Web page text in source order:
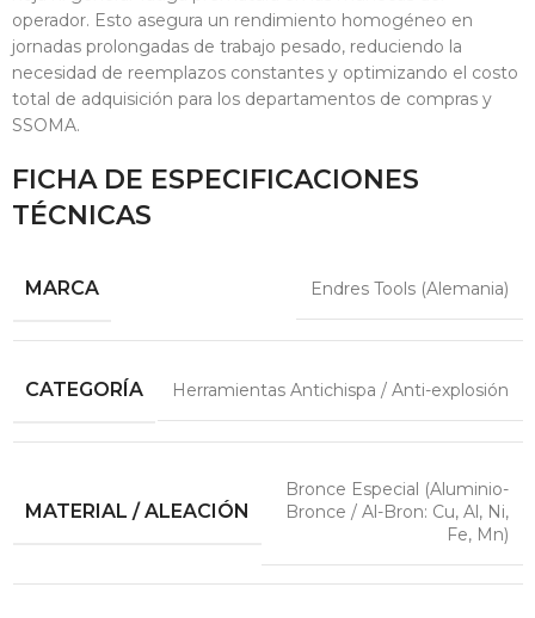
operador. Esto asegura un rendimiento homogéneo en
jornadas prolongadas de trabajo pesado, reduciendo la
necesidad de reemplazos constantes y optimizando el costo
total de adquisición para los departamentos de compras y
SSOMA.
FICHA DE ESPECIFICACIONES
TÉCNICAS
MARCA Endres Tools (Alemania)
CATEGORÍA Herramientas Antichispa / Anti-explosión
MATERIAL / ALEACIÓN
Bronce Especial (Aluminio-
Bronce / Al-Bron: Cu, Al, Ni,
Fe, Mn)